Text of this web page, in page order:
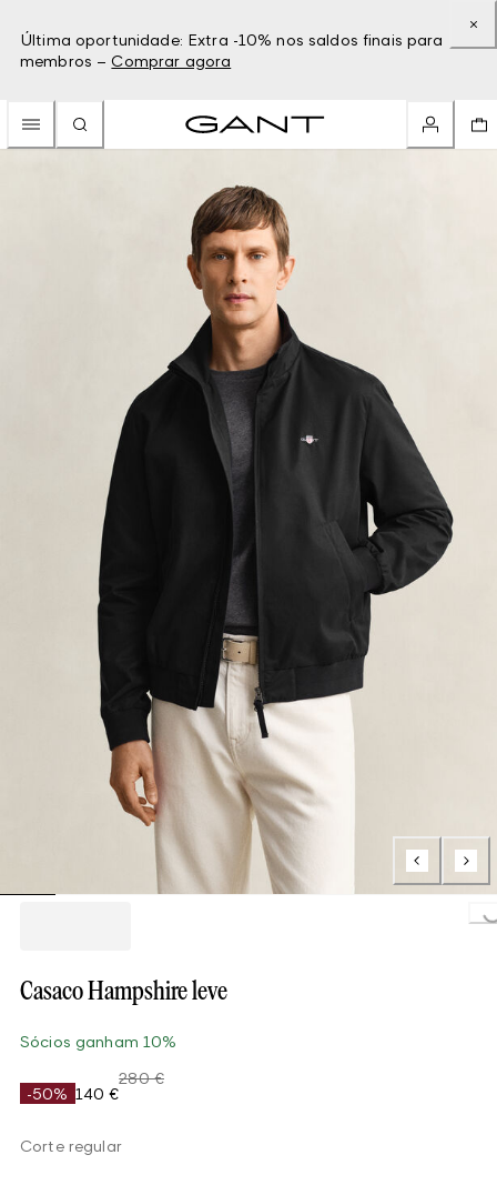
Última oportunidade: Extra -10% nos saldos finais para
membros – Comprar agora
Casaco Hampshire leve
Sócios ganham 10%
-50% 140 €
280 €
Corte regular